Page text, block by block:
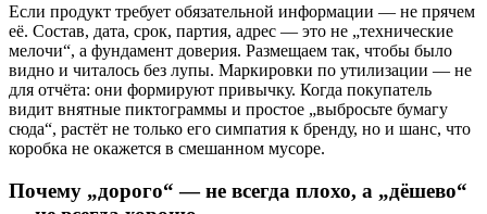
Если продукт требует обязательной информации — не прячем
её. Состав, дата, срок, партия, адрес — это не „технические
мелочи“, а фундамент доверия. Размещаем так, чтобы было
видно и читалось без лупы. Маркировки по утилизации — не
для отчёта: они формируют привычку. Когда покупатель
видит внятные пиктограммы и простое „выбросьте бумагу
сюда“, растёт не только его симпатия к бренду, но и шанс, что
коробка не окажется в смешанном мусоре.
Почему „дорого“ — не всегда плохо, а „дёшево“